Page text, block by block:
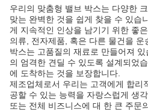
우리의 맞춤형 밸브 박스는 다양한
맞는 완벽한 것을 쉽게 찾을 수 있습
게 지속적인 인상을 남기기 위한 좋은
의류, 전자제품, 혹은 다른 물건을
박스는 고품질의 재료로 만들어져
의 엄격한 견딜 수 있도록 설계되었
에 도착하는 것을 보장합니다.
제조업체로서 우리는 고객에게 합리
공할 수 있는 능력을 자랑스럽게 생
또는 전체 비즈니스에 대 한 큰 주문